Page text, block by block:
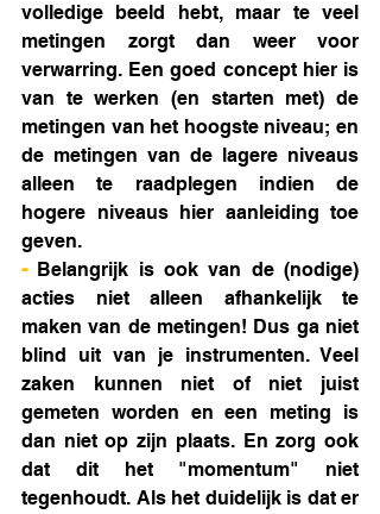
volledige beeld hebt, maar te veel
metingen zorgt dan weer voor
verwarring. Een goed concept hier is
van te werken (en starten met) de
metingen van het hoogste niveau; en
de metingen van de lagere niveaus
alleen te raadplegen indien de
hogere niveaus hier aanleiding toe
geven.
- Belangrijk is ook van de (nodige)
acties niet alleen afhankelijk te
maken van de metingen! Dus ga niet
blind uit van je instrumenten. Veel
zaken kunnen niet of niet juist
gemeten worden en een meting is
dan niet op zijn plaats. En zorg ook
dat dit het "momentum" niet
tegenhoudt. Als het duidelijk is dat er